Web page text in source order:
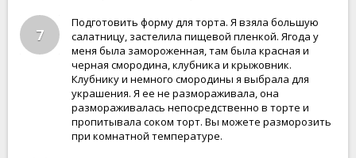
7
Подготовить форму для торта. Я взяла большую
салатницу, застелила пищевой пленкой. Ягода у
меня была замороженная, там была красная и
черная смородина, клубника и крыжовник.
Клубнику и немного смородины я выбрала для
украшения. Я ее не размораживала, она
размораживалась непосредственно в торте и
пропитывала соком торт. Вы можете разморозить
при комнатной температуре.